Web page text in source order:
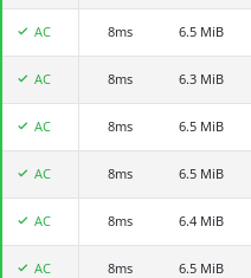
AC 卞桢策
8ms 6.5 MiB
AC 陈婉清
8ms 6.3 MiB
AC tanxinzhi
8ms 6.5 MiB
AC 王宇哲
8ms 6.5 MiB
AC qianzhenxing_JX
8ms 6.4 MiB
AC 潘馨悦
8ms 6.5 MiB